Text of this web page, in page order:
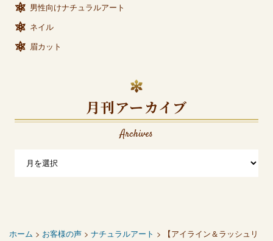
男性向けナチュラルアート
ネイル
眉カット
月刊アーカイブ
Archives
ホーム > お客様の声 > ナチュラルアート > 【アイライン＆ラッシュリ